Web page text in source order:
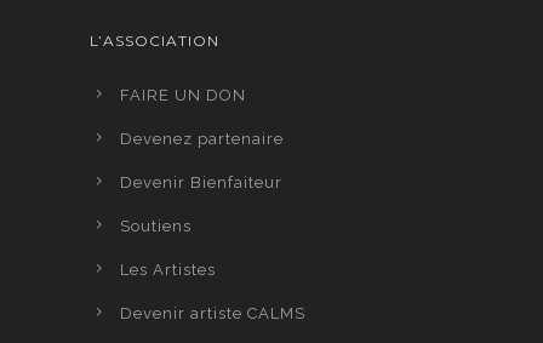
L’ASSOCIATION
FAIRE UN DON
Devenez partenaire
Devenir Bienfaiteur
Soutiens
Les Artistes
Devenir artiste CALMS